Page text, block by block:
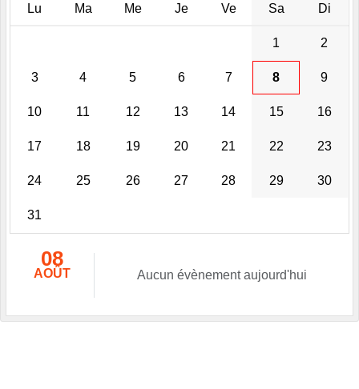
Lu Ma Me Je Ve Sa Di
1 2
3 4 5 6 7 8 9
10 11 12 13 14 15 16
17 18 19 20 21 22 23
24 25 26 27 28 29 30
31
08
AOÛT Aucun évènement aujourd'hui